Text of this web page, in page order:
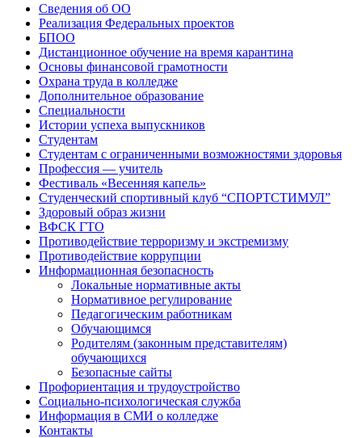
Сведения об ОО
Реализация Федеральных проектов
БПОО
Дистанционное обучение на время карантина
Основы финансовой грамотности
Охрана труда в колледже
Дополнительное образование
Специальности
Истории успеха выпускников
Студентам
Студентам с ограниченными возможностями здоровья
Профессия — учитель
Фестиваль «Весенняя капель»
Студенческий спортивный клуб “СПОРТСТИМУЛ”
Здоровый образ жизни
ВФСК ГТО
Противодействие терроризму и экстремизму
Противодействие коррупции
Информационная безопасность
Локальные нормативные акты
Нормативное регулирование
Педагогическим работникам
Обучающимся
Родителям (законным представителям)
обучающихся
Безопасные сайты
Профориентация и трудоустройство
Социально-психологическая служба
Информация в СМИ о колледже
Контакты